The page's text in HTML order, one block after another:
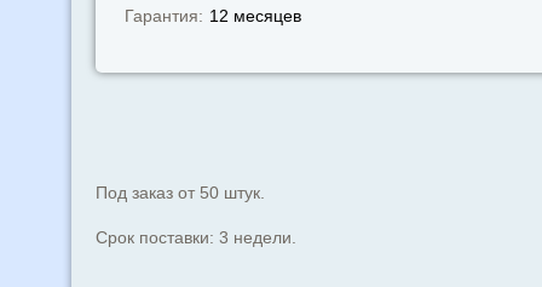
Гарантия: 12 месяцев
Под заказ от 50 штук.
Срок поставки: 3 недели.